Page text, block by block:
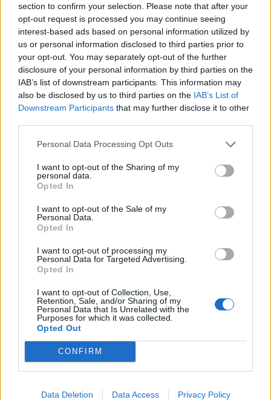
section to confirm your selection. Please note that after your
opt-out request is processed you may continue seeing
interest-based ads based on personal information utilized by
us or personal information disclosed to third parties prior to
your opt-out. You may separately opt-out of the further
disclosure of your personal information by third parties on the
IAB’s list of downstream participants. This information may
also be disclosed by us to third parties on the IAB’s List of
Downstream Participants that may further disclose it to other
Personal Data Processing Opt Outs
I want to opt-out of the Sharing of my
personal data.
Opted In
I want to opt-out of the Sale of my
Personal Data.
Opted In
I want to opt-out of processing my
Personal Data for Targeted Advertising.
Opted In
I want to opt-out of Collection, Use,
Retention, Sale, and/or Sharing of my
Personal Data that Is Unrelated with the
Purposes for which it was collected.
Opted Out
CONFIRM
Data Deletion Data Access Privacy Policy
NOTÍCIAS
Design da Ducati Monster vence prémio Red
Dot 2026
7 AGOSTO, 2026
MOTOMAIS
Kawasaki Vulcan mantém-se na gama em
2027
Fazendo parte, com orgulho, da lendária gama Kawasaki
Vulcan, a Vulcan S de média cilindrada apresenta já uma